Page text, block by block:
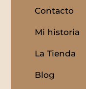
Contacto
Mi historia
La Tienda
Blog